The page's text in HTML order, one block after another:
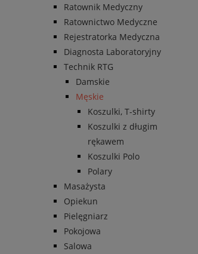
Ratownik Medyczny
Ratownictwo Medyczne
Rejestratorka Medyczna
Diagnosta Laboratoryjny
Technik RTG
Damskie
Męskie
Koszulki, T-shirty
Koszulki z długim
rękawem
Koszulki Polo
Polary
Masażysta
Opiekun
Pielęgniarz
Pokojowa
Salowa